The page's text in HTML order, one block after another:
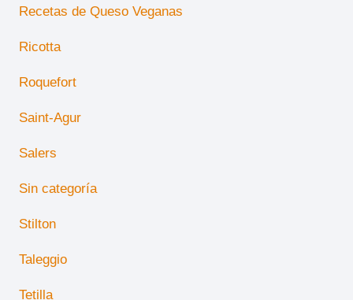
Recetas de Queso Veganas
Ricotta
Roquefort
Saint-Agur
Salers
Sin categoría
Stilton
Taleggio
Tetilla